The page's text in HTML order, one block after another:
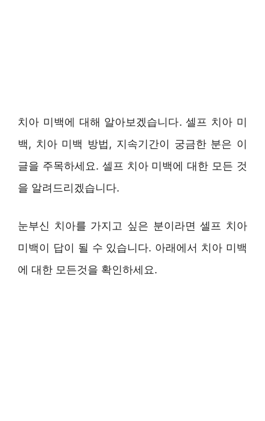
치아 미백에 대해 알아보겠습니다. 셀프 치아 미
백, 치아 미백 방법, 지속기간이 궁금한 분은 이
글을 주목하세요. 셀프 치아 미백에 대한 모든 것
을 알려드리겠습니다.
눈부신 치아를 가지고 싶은 분이라면 셀프 치아
미백이 답이 될 수 있습니다. 아래에서 치아 미백
에 대한 모든것을 확인하세요.